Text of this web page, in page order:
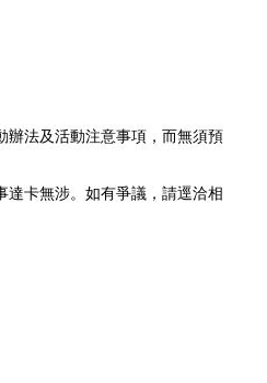
辦法及活動注意事項，而無須預
卡無涉。如有爭議，請逕洽相